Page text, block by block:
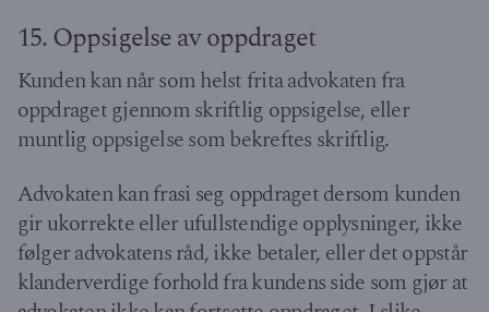
15. Oppsigelse av oppdraget
Kunden kan når som helst frita advokaten fra
oppdraget gjennom skriftlig oppsigelse, eller
muntlig oppsigelse som bekreftes skriftlig.
Advokaten kan frasi seg oppdraget dersom kunden
gir ukorrekte eller ufullstendige opplysninger, ikke
følger advokatens råd, ikke betaler, eller det oppstår
klanderverdige forhold fra kundens side som gjør at